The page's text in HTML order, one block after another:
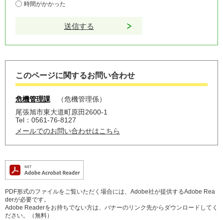
時間がかかった
このページに関するお問い合わせ
危機管理課
危機管理係
尾張旭市東大道町原田2600-1
Tel：0561-76-8127
メールでのお問い合わせはこちら
PDF形式のファイルをご覧いただく場合には、Adobe社が提供するAdobe Rea
derが必要です。
Adobe Readerをお持ちでない方は、バナーのリンク先からダウンロードしてく
ださい。（無料）